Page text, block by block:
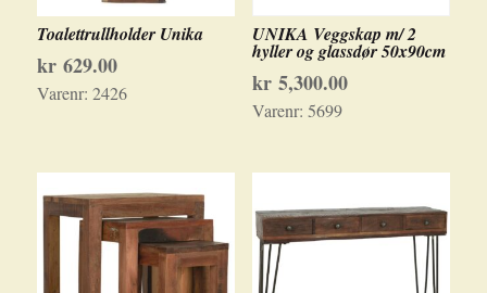
Toalettrullholder Unika
kr629.00
Varenr: 2426
UNIKA Veggskap m/ 2
hyller og glassdør 50x90cm
kr5,300.00
Varenr: 5699